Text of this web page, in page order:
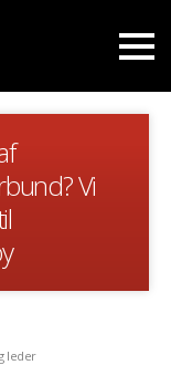
Vi
leder